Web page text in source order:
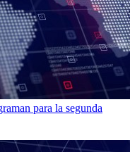
para la segunda